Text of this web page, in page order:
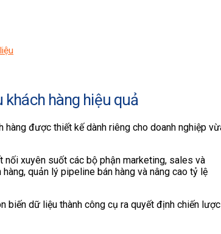
khách hàng hiệu quả
hàng được thiết kế dành riêng cho doanh nghiệp
nối xuyên suốt các bộ phận marketing, sales và
quản lý pipeline bán hàng và nâng cao tỷ lệ
biến dữ liệu thành công cụ ra quyết định chiến lược